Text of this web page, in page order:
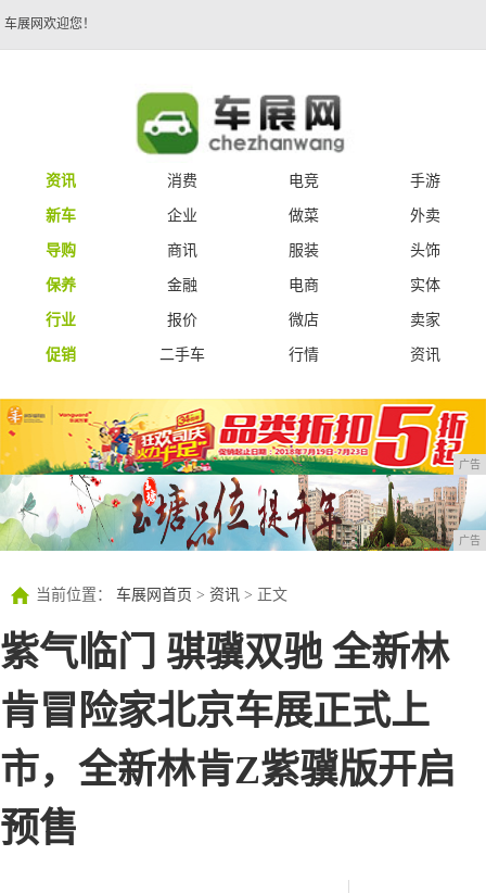
车展网欢迎您！
资讯 消费 电竞
手游
新车
企业 做菜
外卖
导购
商讯 服装
头饰
保养
金融 电商
实体
行业
报价 微店
卖家
促销
二手车 行情 资讯
广告
广告
当前位置： 车展网首页 > 资讯 > 正文
紫气临门 骐骥双驰 全新林
肯冒险家北京车展正式上
市，全新林肯Z紫骥版开启
预售